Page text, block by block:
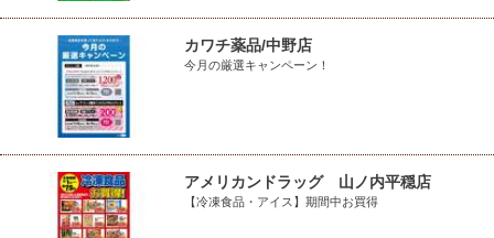
カワチ薬品/中野店
今月の厳選キャンペーン！
アメリカンドラッグ 山ノ内平穏店
【冷凍食品・アイス】期間中お買得